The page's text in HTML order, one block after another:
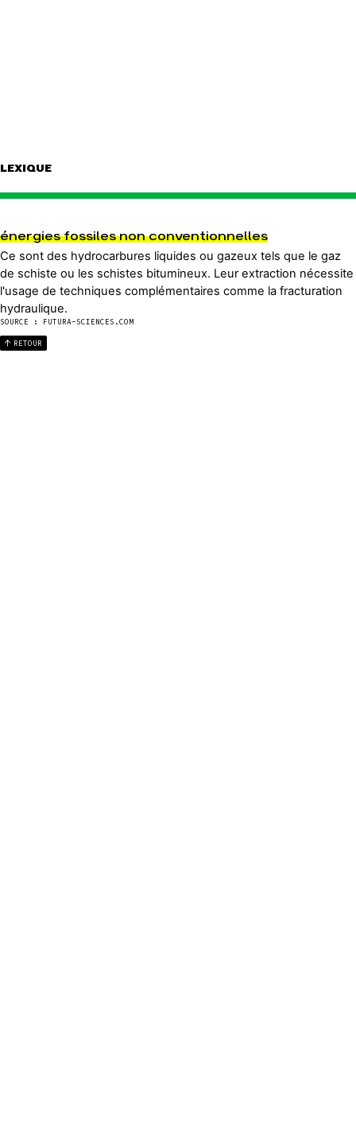
LEXIQUE
énergies fossiles non conventionnelles
Ce sont des hydrocarbures liquides ou gazeux tels que le gaz
de schiste ou les schistes bitumineux. Leur extraction nécessite
l'usage de techniques complémentaires comme la fracturation
hydraulique.
SOURCE : FUTURA-SCIENCES.COM
RETOUR